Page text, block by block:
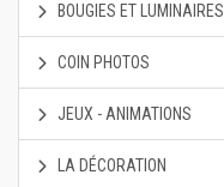
BOUGIES ET LUMINAIRES
COIN PHOTOS
JEUX - ANIMATIONS
LA DÉCORATION